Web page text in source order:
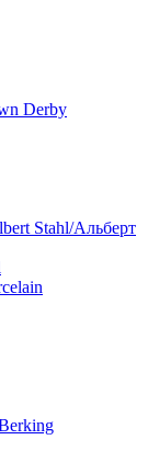
Derby
Stahl/Альбеpт